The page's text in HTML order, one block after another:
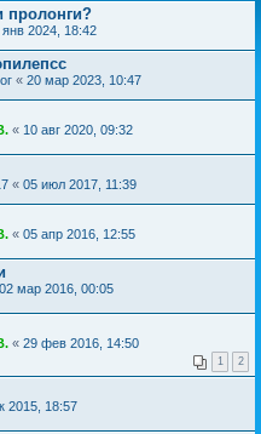
пролонги?
янв 2024, 18:42
« 20 мар 2023, 10:47
« 10 авг 2020, 09:32
« 05 июл 2017, 11:39
« 05 апр 2016, 12:55
02 мар 2016, 00:05
« 29 фев 2016, 14:50
1 2
2015, 18:57